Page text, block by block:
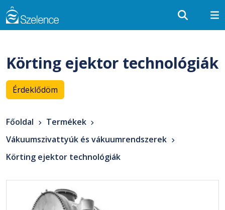
Körting ejektor technológiák
Érdeklődöm
Főoldal
Termékek
Vákuumszivattyúk és vákuumrendszerek
Körting ejektor technológiák